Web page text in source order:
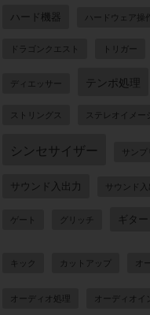
ハード機器 ハードウェア操作
ドラゴンクエスト トリガー
ディエッサー テンポ処理
ストリングス ステレオイメー
シンセサイザー サン
サウンド入出力 サウンド入
ゲート グリッチ ギター
キック カットアップ オ
オーディオ処理 オーディオ